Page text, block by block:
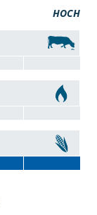
HOCH